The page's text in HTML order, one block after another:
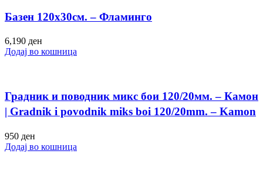
Базен 120х30см. – Фламинго
6,190 ден
Додај во кошница
Градник и поводник микс бои 120/20мм. – Камон
| Gradnik i povodnik miks boi 120/20mm. – Kamon
Comfort Walking Gear
950 ден
Додај во кошница